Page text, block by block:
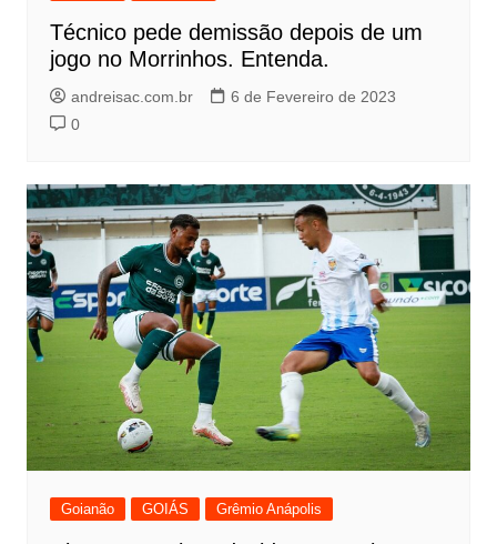
Técnico pede demissão depois de um
jogo no Morrinhos. Entenda.
andreisac.com.br
6 de Fevereiro de 2023
0
Goianão GOIÁS Grêmio Anápolis